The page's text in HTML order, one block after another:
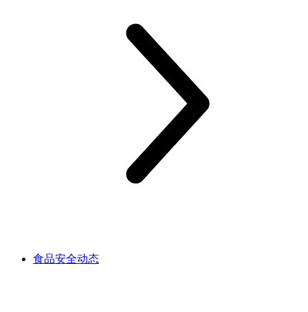
食品安全动态